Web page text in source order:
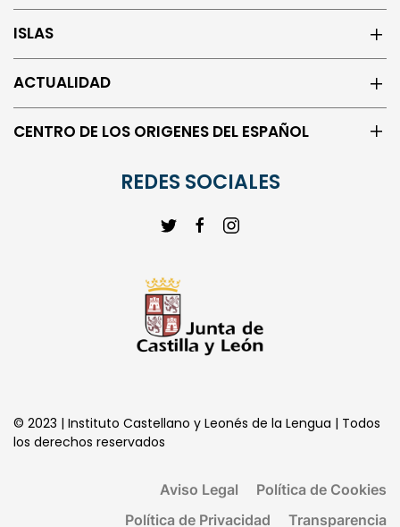
ISLAS
ACTUALIDAD
CENTRO DE LOS ORIGENES DEL ESPAÑOL
REDES SOCIALES
© 2023 | Instituto Castellano y Leonés de la Lengua | Todos
los derechos reservados
Aviso Legal
Política de Cookies
Política de Privacidad
Transparencia